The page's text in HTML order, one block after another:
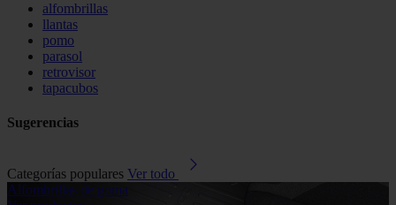
alfombrillas
llantas
pomo
parasol
retrovisor
tapacubos
Sugerencias
Categorías populares Ver todo
Alfombrillas de goma